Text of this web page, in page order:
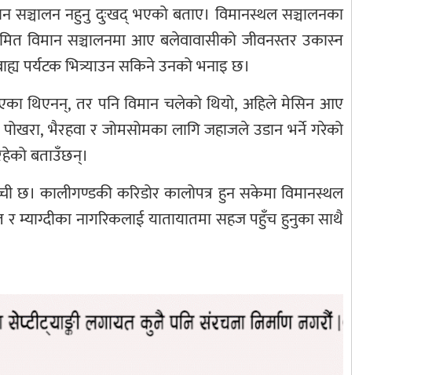
सञ्चालन नहुनु दुःखद् भएको बताए। विमानस्थल सञ्चालनका
विमान सञ्चालनमा आए बलेवावासीको जीवनस्तर उकास्न
पर्यटक भित्र्याउन सकिने उनको भनाइ छ।
थिएनन्, तर पनि विमान चलेको थियो, अहिले मेसिन आए
भैरहवा र जोमसोमका लागि जहाजले उडान भर्ने गरेको
बताउँछन्।
छ। कालीगण्डकी करिडोर कालोपत्र हुन सकेमा विमानस्थल
म्याग्दीका नागरिकलाई यातायातमा सहज पहुँच हुनुका साथै